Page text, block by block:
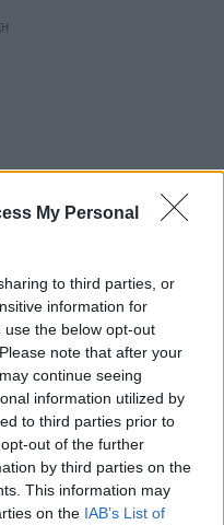
My Personal
to third parties, or
information for
the below opt-out
note that after your
continue seeing
information utilized by
to third parties prior to
out of the further
by third parties on the
This information may
on the IAB’s List of